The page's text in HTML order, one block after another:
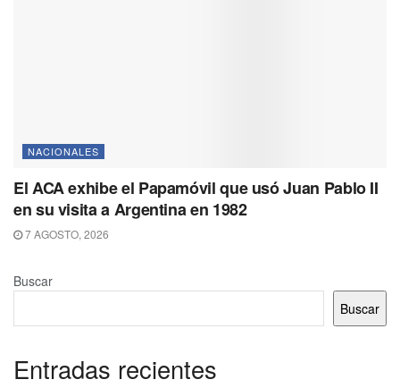
NACIONALES
El ACA exhibe el Papamóvil que usó Juan Pablo II
en su visita a Argentina en 1982
7 AGOSTO, 2026
Buscar
Buscar
Entradas recientes